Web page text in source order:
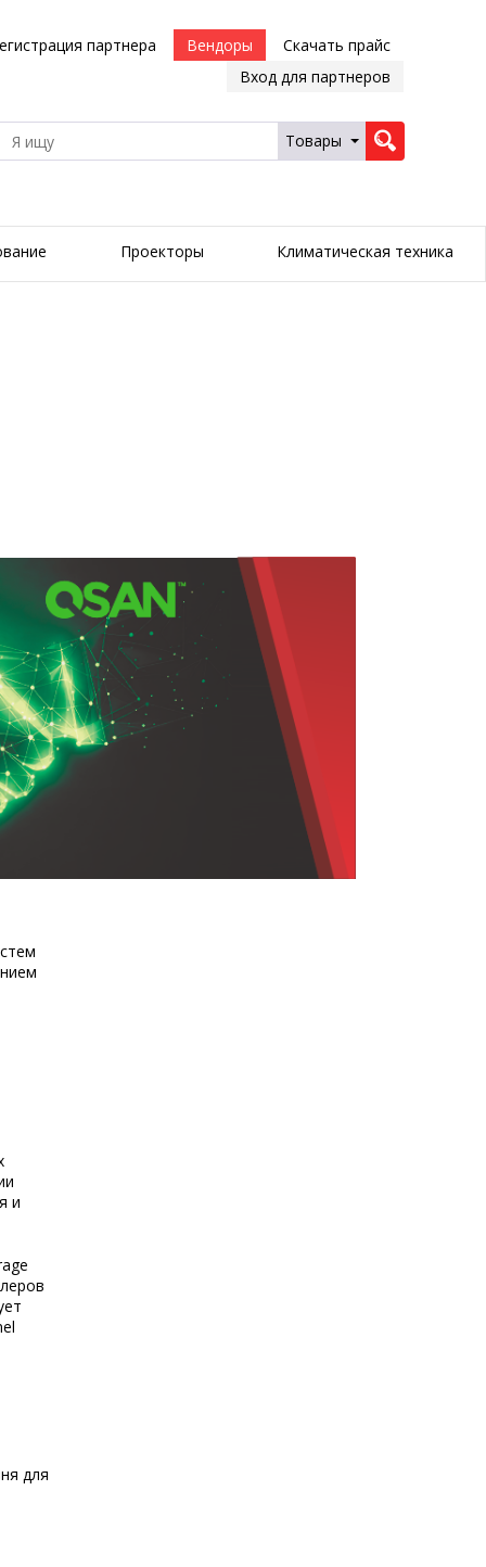
партнера Вендоры
Скачать прайс
Вход для партнеров
Товары
Проекторы Климатическая техника
и
для